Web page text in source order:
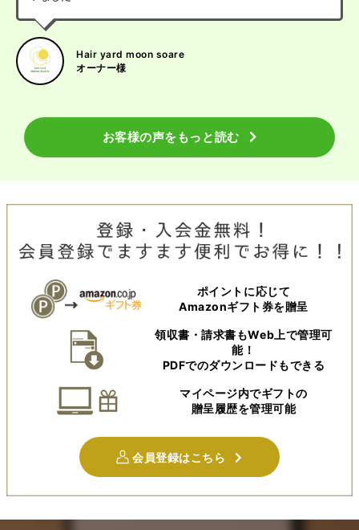
Hair yard moon soare
オーナー様
お客様の声をもっと読む
ポイントに応じて
Amazonギフト券を贈呈
領収書・請求書もWeb上で管理可
能！
PDFでのダウンロードもできる
マイページ内でギフトの
贈呈履歴を管理可能
会員登録はこちら